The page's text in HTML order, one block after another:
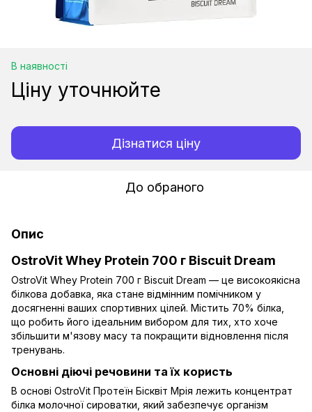
В наявності
Ціну уточнюйте
Дізнатися ціну
До обраного
Опис
OstroVit Whey Protein 700 г Biscuit Dream
OstroVit Whey Protein 700 г Biscuit Dream — це високоякісна
білкова добавка, яка стане відмінним помічником у
досягненні ваших спортивних цілей. Містить 70% білка,
що робить його ідеальним вибором для тих, хто хоче
збільшити м'язову масу та покращити відновлення після
тренувань.
Основні діючі речовини та їх користь
В основі OstroVit Протеїн Бісквіт Мрія лежить концентрат
білка молочної сироватки, який забезпечує організм